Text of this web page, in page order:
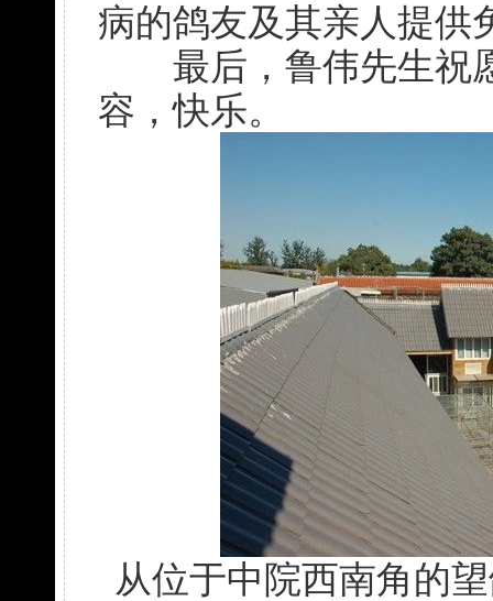
病的鸽友及其亲人提供
最后，鲁伟先生祝
容，快乐。
从位于中院西南角的